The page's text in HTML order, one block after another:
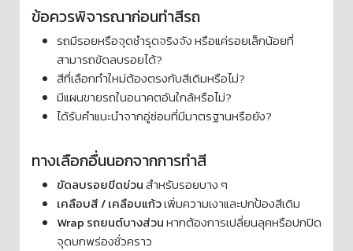
ข้อควรพิจารณาก่อนทำสีรถ
รถมีรอยหรือจุดชำรุดจริงจัง หรือแค่รอยเล็กน้อยที่
สามารถขัดลบรอยได้?
สีที่เลือกทำใหม่ต้องตรงกับสีเดิมหรือไม่?
มีแผนขายรถในอนาคตอันใกล้หรือไม่?
ได้รับคำแนะนำจากอู่ซ่อมที่มีมาตรฐานหรือยัง?
ทางเลือกอื่นนอกจากการทำสี
ขัดลบรอยขีดข่วนสำหรับรอยบาง ๆ
เคลือบสี / เคลือบแก้วเพิ่มความเงาและปกป้องสีเดิม
Wrap รถยนต์บางส่วนหากต้องการเปลี่ยนลุคหรือปกปิด
จุดบกพร่องชั่วคราว